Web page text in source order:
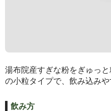
湯布院産すぎな粉をぎゅっ
の小粒タイプで、飲み込みや
飲み方